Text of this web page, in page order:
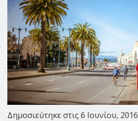
Δημοσιεύτηκε στις 6 Ιουνίου, 2016